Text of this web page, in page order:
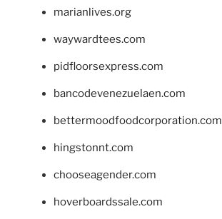
marianlives.org
waywardtees.com
pidfloorsexpress.com
bancodevenezuelaen.com
bettermoodfoodcorporation.com
hingstonnt.com
chooseagender.com
hoverboardssale.com